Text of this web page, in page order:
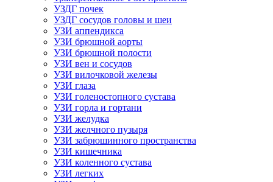
УЗДГ почек
УЗДГ сосудов головы и шеи
УЗИ аппендикса
УЗИ брюшной аорты
УЗИ брюшной полости
УЗИ вен и сосудов
УЗИ вилочковой железы
УЗИ глаза
УЗИ голеностопного сустава
УЗИ горла и гортани
УЗИ желудка
УЗИ желчного пузыря
УЗИ забрюшинного пространства
УЗИ кишечника
УЗИ коленного сустава
УЗИ легких